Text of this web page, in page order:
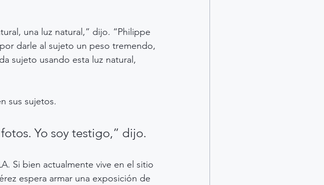
una luz natural,” dijo. “Philippe
darle al sujeto un peso tremendo,
sujeto usando esta luz natural,
sus sujetos.
Yo soy testigo,” dijo.
Si bien actualmente vive en el sitio
espera armar una exposición de